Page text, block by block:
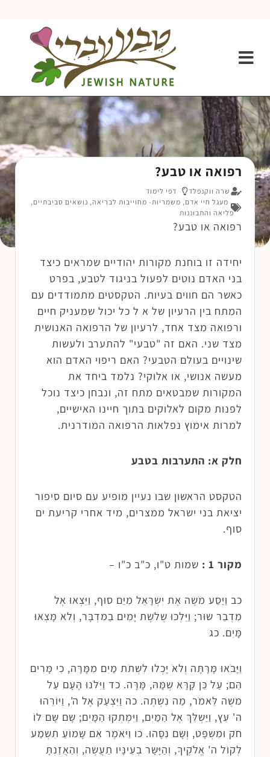
רפואה או טבע?
שרה ווקנפלד
דפי לימוד
מעגל חיי אדם, משמריות- מחוייבות לבריאה, נושאים סביבתיים,
פליאה והתבוננות
רפואה או טבע?
יחידה זו בוחנת מקורות יהודיים שמראים כיצד
בני האדם נוטים לפעול בניגוד לטבע, בפרט
כאשר הם חווים בעיות. הטקסטים מתמודדים עם
המתח בין הרעיון של א ל כל יכול שמעניק חיים
ורפואה מצד אחד, לרעיון של הרפואה האנושית
מצד שני. האם זה "טבעי" להתערב ולעשות
שינויים בעולם הטבעי? האם ריפוי האדם הוא
מעשה אנושי, או אלוקי? נלמד ביחד את
המקורות שמבטאים מתח זה, ונבחן כיצד נוכל
לפנות מקום לאלוקים בתוך חיינו האישיים,
למרות אימוץ נפלאות הרפואה המודרנית.
חלק א: התערבות בטבע
הטקסט הראשון שבו נעיין מופיע עם סיום סיפור
יציאת בני ישראל ממצרים, מיד אחרי קריעת ים
סוף.
מקור 1 : שמות ט"ו, כ"ב כ"ו –
כב וַיַּסַע מֹשֶה אֶת יִשְרָּאֵּל מִיַּם סוּף, וַיֵּּצְאוּ אֶל
מִדְבַר שוּר; וַיֵּּלְכוּ שְלֹשֶת יָּמִים בַמִדְבָּר, וְלאֹ מָּצְאוּ
מָּיִם. כג
וַיָּּבֹאוּ מָּרָּתָּה וְלאֹ יָּכְלוּ לִשְתֹת מַיִם מִמָּרָּה, כִי מָּרִים
הֵּם; עַל כֵּן קָּרָּא שְמָּהּ, מָּרָּה. כד וַיִּלֹּנוּ הָּעָּם עַל
מֹשֶה לֵּאמֹר, מַה נִשְתֶה. כה וַיִּצְעַק אֶל ה', וַיּוֹרֵּהוּ
ה' עֵּץ, וַיַּשְלֵּךְ אֶל הַמַיִם, וַיִּמְתְקוּ הַמָּיִם; שָּם שָּם לוֹ
חֹק וּמִשְפָּט, וְשָּם נִסָּהוּ. כו וַיּאֹמֶר אִם שָּמוֹעַ תִשְמַע
לְקוֹל ה' אֱלֹקֶיךָ, וְהַיָּּשָּר בְעֵּינָּיו תַעֲשֶה, וְהַאֲזַנְתָּ